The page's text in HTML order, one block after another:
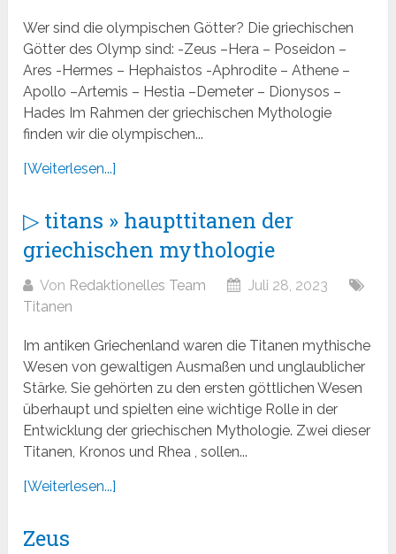
Wer sind die olympischen Götter? Die griechischen
Götter des Olymp sind: -Zeus –Hera – Poseidon –
Ares -Hermes – Hephaistos -Aphrodite – Athene –
Apollo –Artemis – Hestia –Demeter – Dionysos –
Hades Im Rahmen der griechischen Mythologie
finden wir die olympischen...
[Weiterlesen...]
▷ titans » haupttitanen der
griechischen mythologie
Von Redaktionelles Team
Juli 28, 2023
Titanen
Im antiken Griechenland waren die Titanen mythische
Wesen von gewaltigen Ausmaßen und unglaublicher
Stärke. Sie gehörten zu den ersten göttlichen Wesen
überhaupt und spielten eine wichtige Rolle in der
Entwicklung der griechischen Mythologie. Zwei dieser
Titanen, Kronos und Rhea , sollen...
[Weiterlesen...]
Zeus